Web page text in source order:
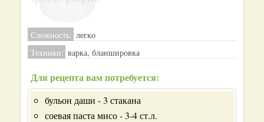
Сложность: легкo
Техники: варка, бланшировка
Для рецепта вам потребуется:
бульон даши - 3 стакана
соевая паста мисо - 3-4 ст.л.